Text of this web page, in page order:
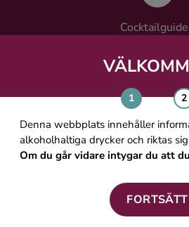
Denna webbplats innehåller
alkoholhaltiga drycker och riktas
Om du går vidare intygar du att
FORTSÄTT
Västra Järnvägsgatan 21,
ALLMÄNNA